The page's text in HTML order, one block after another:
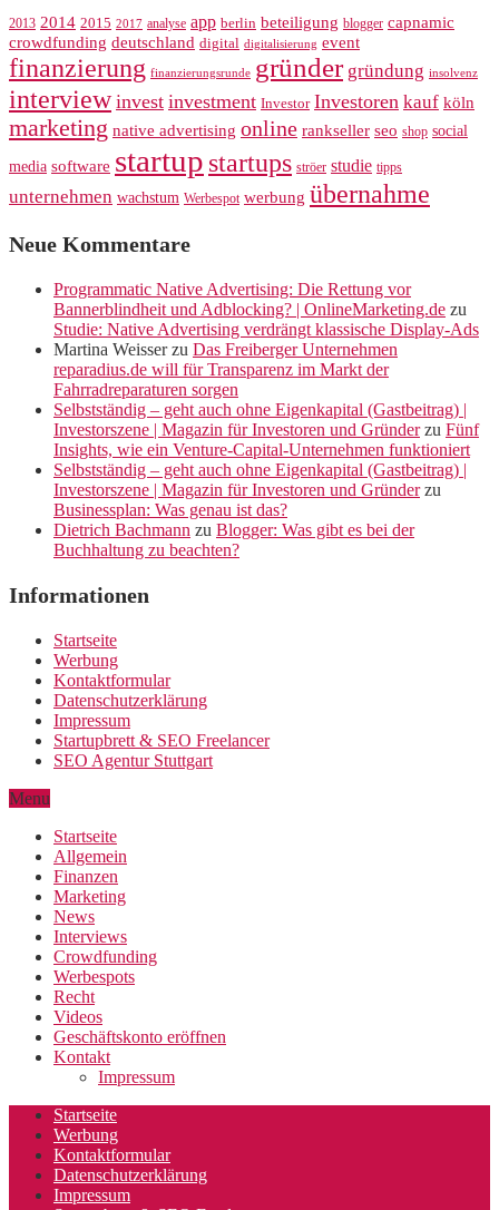
2013 2014 2015 2017 analyse app berlin beteiligung blogger capnamic
crowdfunding deutschland digital digitalisierung event
finanzierung finanzierungsrunde gründer gründung insolvenz
interview invest investment Investor Investoren kauf köln
marketing native advertising online rankseller seo shop social
media software startup startups ströer studie tipps
unternehmen wachstum Werbespot werbung übernahme
Neue Kommentare
Programmatic Native Advertising: Die Rettung vor
Bannerblindheit und Adblocking? | OnlineMarketing.de zu
Studie: Native Advertising verdrängt klassische Display-Ads
Martina Weisserzu Das Freiberger Unternehmen
reparadius.de will für Transparenz im Markt der
Fahrradreparaturen sorgen
Selbstständig – geht auch ohne Eigenkapital (Gastbeitrag) |
Investorszene | Magazin für Investoren und Gründerzu Fünf
Insights, wie ein Venture-Capital-Unternehmen funktioniert
Selbstständig – geht auch ohne Eigenkapital (Gastbeitrag) |
Investorszene | Magazin für Investoren und Gründerzu
Businessplan: Was genau ist das?
Dietrich Bachmann zu Blogger: Was gibt es bei der
Buchhaltung zu beachten?
Informationen
Startseite
Werbung
Kontaktformular
Datenschutzerklärung
Impressum
Startupbrett & SEO Freelancer
SEO Agentur Stuttgart
Menu
Startseite
Allgemein
Finanzen
Marketing
News
Interviews
Crowdfunding
Werbespots
Recht
Videos
Geschäftskonto eröffnen
Kontakt
Impressum
Startseite
Werbung
Kontaktformular
Datenschutzerklärung
Impressum